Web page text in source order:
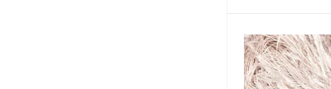
В
Купить в 1 клик